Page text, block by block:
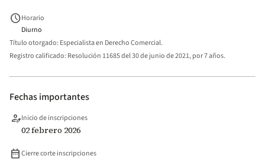
scheduleHorario
Diurno
Título otorgado: Especialista en Derecho Comercial.
Registro calificado: Resolución 11685 del 30 de junio de 2021, por 7 años.
Fechas importantes
person_editInicio de inscripciones
02 febrero 2026
date_rangeCierre corte inscripciones